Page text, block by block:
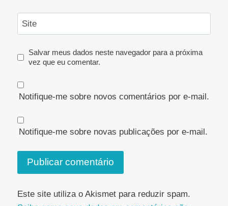
Site
Salvar meus dados neste navegador para a próxima
vez que eu comentar.
Notifique-me sobre novos comentários por e-mail.
Notifique-me sobre novas publicações por e-mail.
Este site utiliza o Akismet para reduzir spam.